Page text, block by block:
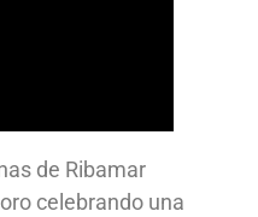
de Ribamar
celebrando una